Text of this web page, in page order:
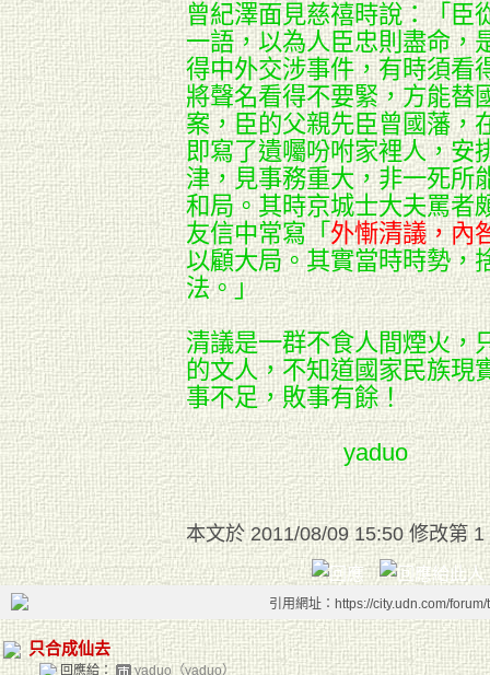
曾紀澤面見慈禧時說：「臣
一語，以為人臣忠則盡命，
得中外交涉事件，有時須看
將聲名看得不要緊，方能替
案，臣的父親先臣曾國藩，
即寫了遺囑吩咐家裡人，安
津，見事務重大，非一死所
和局。其時京城士大夫罵者
友信中常寫「外慚清議，內
以顧大局。其實當時時勢，
法。」
清議是一群不食人間煙火，
的文人，不知道國家民族現
事不足，敗事有餘！
yaduo
本文於2011/08/09 15:50 修改第 1
引用網址：https://city.udn.com/
只合成仙去
回應給： yaduo（yaduo）